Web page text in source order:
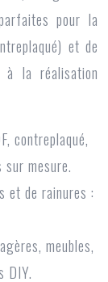
pour la
et de
à la réalisation
contreplaqué,
mesure.
et de rainures :
meubles,
DIY.